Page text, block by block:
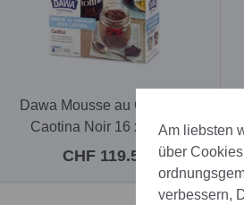
Dawa Mousse au Chocolat
Caotina Noir 16 x 160 g
CHF 119.50
Am liebsten
über
verbessern,